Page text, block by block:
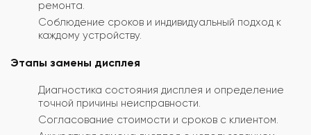
ремонта.
Соблюдение сроков и индивидуальный подход к
каждому устройству.
Этапы замены дисплея
Диагностика состояния дисплея и определение
точной причины неисправности.
Согласование стоимости и сроков с клиентом.